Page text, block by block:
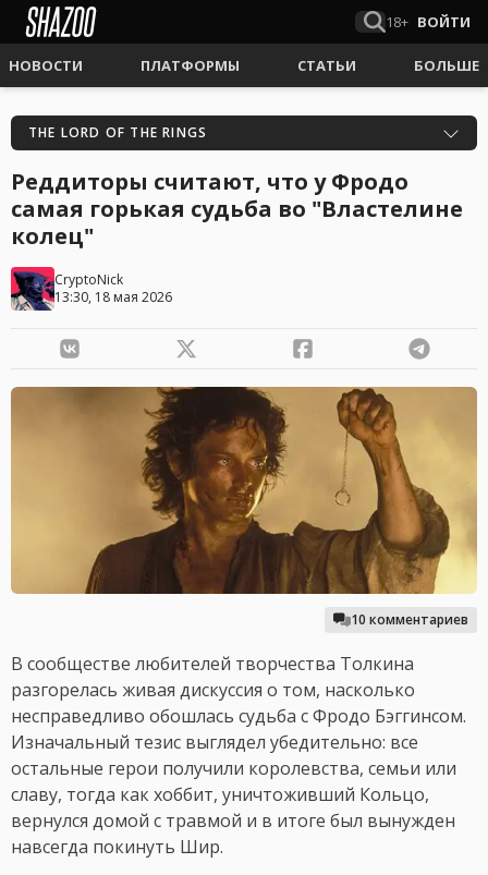
18+ ВОЙТИ
НОВОСТИ ПЛАТФОРМЫ СТАТЬИ БОЛЬШЕ
THE LORD OF THE RINGS
Реддиторы считают, что у Фродо
самая горькая судьба во "Властелине
колец"
CryptoNick
13:30, 18 мая 2026
10 комментариев
В сообществе любителей творчества Толкина
разгорелась живая дискуссия о том, насколько
несправедливо обошлась судьба с Фродо Бэггинсом.
Изначальный тезис выглядел убедительно: все
остальные герои получили королевства, семьи или
славу, тогда как хоббит, уничтоживший Кольцо,
вернулся домой с травмой и в итоге был вынужден
навсегда покинуть Шир.